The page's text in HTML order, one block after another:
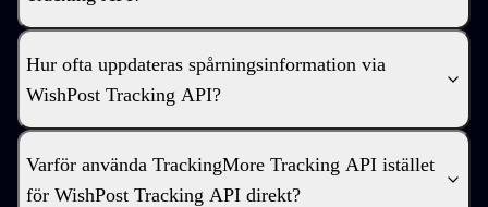
Hur ofta uppdateras spårningsinformation via
WishPost Tracking API?
Varför använda TrackingMore Tracking API istället
för WishPost Tracking API direkt?